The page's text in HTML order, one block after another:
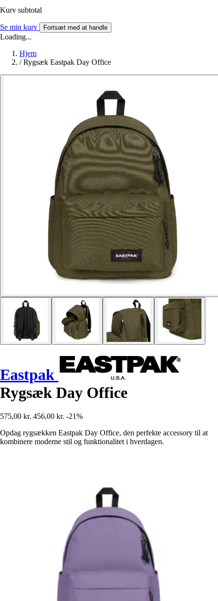
Kurv subtotal
Se min kurv Fortsæt med at handle
Loading...
Hjem
/ Rygsæk Eastpak Day Office
Eastpak
Rygsæk Day Office
575,00 kr. 456,00 kr. -21%
Opdag rygsækken Eastpak Day Office, den perfekte accessory til at
kombinere moderne stil og funktionalitet i hverdagen.